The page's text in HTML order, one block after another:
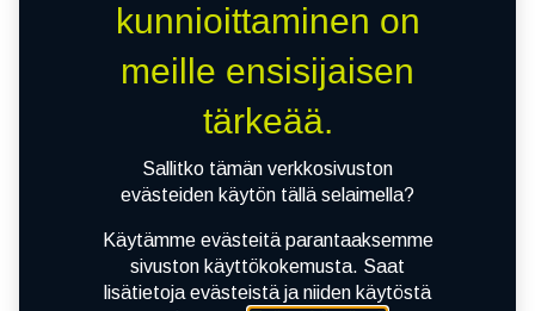
kunnioittaminen on
meille ensisijaisen
tärkeää.
Sallitko tämän verkkosivuston
evästeiden käytön tällä selaimella?
Käytämme evästeitä parantaaksemme
sivuston käyttökokemusta. Saat
lisätietoja evästeistä ja niiden käytöstä